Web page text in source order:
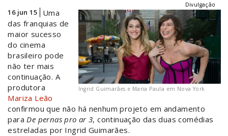
16 jun 15
Divulgação
Ingrid Guimarães e Maria Paula em Nova York
Uma
das franquias de
maior sucesso
do cinema
brasileiro pode
não ter mais
continuação. A
produtora
Mariza Leão
confirmou que não há nenhum projeto em andamento
paraDe pernas pro ar 3, continuação das duas comédias
estreladas por Ingrid Guimarães.